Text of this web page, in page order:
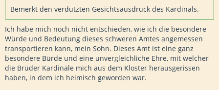
Bemerkt den verdutzten Gesichtsausdruck des Kardinals.
Ich habe mich noch nicht entschieden, wie ich die besondere
Würde und Bedeutung dieses schweren Amtes angemessen
transportieren kann, mein Sohn. Dieses Amt ist eine ganz
besondere Bürde und eine unvergleichliche Ehre, mit welcher
die Brüder Kardinäle mich aus dem Kloster herausgerissen
haben, in dem ich heimisch geworden war.